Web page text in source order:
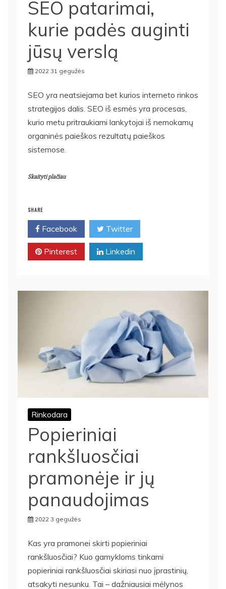
SEO patarimai,
kurie padės auginti
jūsų verslą
2022 31 gegužės
SEO yra neatsiejama bet kurios interneto rinkos
strategijos dalis. SEO iš esmės yra procesas,
kurio metu pritraukiami lankytojai iš nemokamų
organinės paieškos rezultatų paieškos
sistemose.
Skaityti plačiau
SHARE
Facebook Twitter
Pinterest Linkedin
Rinkodara
Popieriniai
rankšluosčiai
pramonėje ir jų
panaudojimas
2022 3 gegužės
Kas yra pramonei skirti popieriniai
rankšluosčiai? Kuo gamykloms tinkami
popieriniai rankšluosčiai skiriasi nuo įprastinių,
atsakyti nesunku. Tai – dažniausiai mėlynos